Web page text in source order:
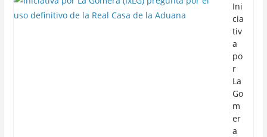
Ini
cia
tiv
a
po
r
La
Go
m
er
a